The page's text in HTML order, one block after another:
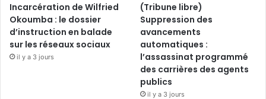
Incarcération de Wilfried
Okoumba : le dossier
d’instruction en balade
sur les réseaux sociaux
il y a 3 jours
(Tribune libre)
Suppression des
avancements
automatiques :
l’assassinat programmé
des carrières des agents
publics
il y a 3 jours